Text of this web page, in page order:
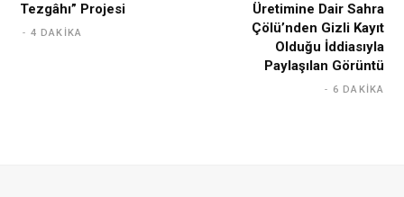
Tezgâhı” Projesi
4 DAKIKA
Üretimine Dair Sahra
Çölü’nden Gizli Kayıt
Olduğu İddiasıyla
Paylaşılan Görüntü
6 DAKIKA